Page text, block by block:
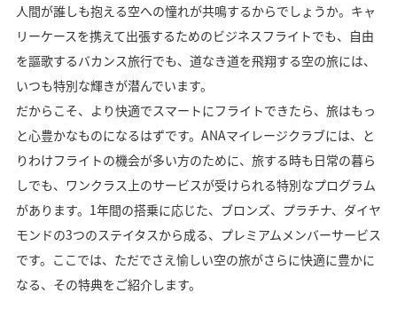
人間が誰しも抱える空への憧れが共鳴するからでしょうか。キャ
リーケースを携えて出張するためのビジネスフライトでも、自由
を謳歌するバカンス旅行でも、道なき道を飛翔する空の旅には、
いつも特別な輝きが潜んでいます。
だからこそ、より快適でスマートにフライトできたら、旅はもっ
と心豊かなものになるはずです。ANAマイレージクラブには、と
りわけフライトの機会が多い方のために、旅する時も日常の暮ら
しでも、ワンクラス上のサービスが受けられる特別なプログラム
があります。1年間の搭乗に応じた、ブロンズ、プラチナ、ダイヤ
モンドの3つのステイタスから成る、プレミアムメンバーサービス
です。ここでは、ただでさえ愉しい空の旅がさらに快適に豊かに
なる、その特典をご紹介します。